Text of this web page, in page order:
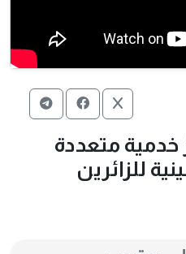
خدمية متعددة
للزائرين